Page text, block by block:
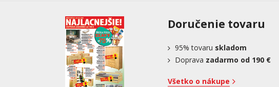
Doručenie tovaru
95% tovaru skladom
Doprava zadarmo od 190 €
Všetko o nákupe